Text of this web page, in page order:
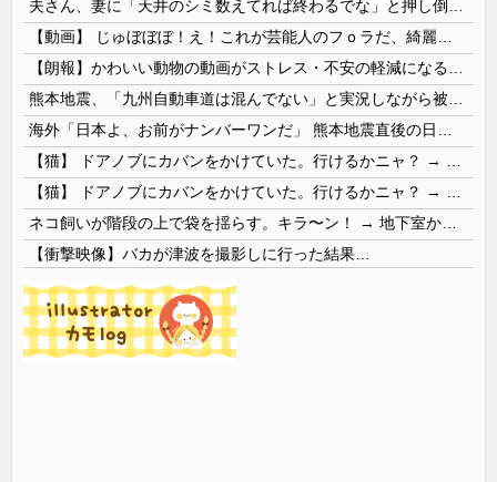
【衝撃映像】バカが津波を撮影しに行った結果…